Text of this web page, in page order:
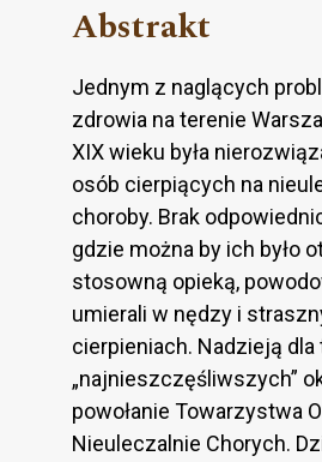
Abstrakt
Jednym z naglących
zdrowia na terenie
XIX wieku była
osób cierpiących na
choroby. Brak
gdzie można by ich było
stosowną opieką,
umierali w nędzy i
cierpieniach. Nadzieją dla
„najnieszczęśliwszych”
powołanie Towarzystwa
Nieuleczalnie Chorych.